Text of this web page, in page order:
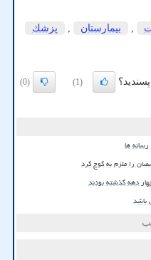
, بیمارستان , پزشك
(1)
(0)
ها
را ملزم به کوچ کرد
دهه گذشته بودند
باشد